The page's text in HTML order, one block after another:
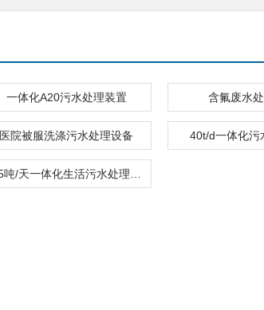
一体化A20污水处理装置 含氟废水
医院被服洗涤污水处理设备 40t/d一体化污